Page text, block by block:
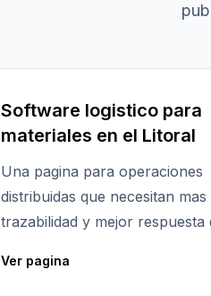
Software logistico para
materiales en el Litoral
Una pagina para operaciones
distribuidas que necesitan mas
trazabilidad y mejor respuesta
Ver pagina